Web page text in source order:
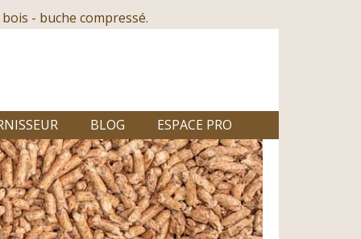
- buche compressé.
BLOG ESPACE PRO